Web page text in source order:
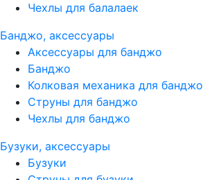
Чехлы для балалаек
Банджо, аксессуары
Аксессуары для банджо
Банджо
Колковая механика для банджо
Струны для банджо
Чехлы для банджо
Бузуки, аксессуары
Бузуки